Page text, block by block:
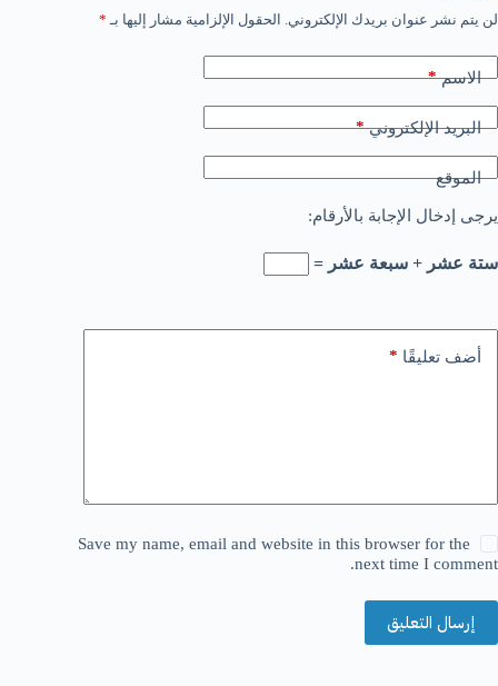
لن يتم نشر عنوان بريدك الإلكتروني. الحقول الإلزامية مشار إليها بـ *
الاسم*
البريد الإلكتروني*
الموقع
يرجى إدخال الإجابة بالأرقام:
ستة عشر + سبعة عشر =
أضف تعليقًا *
Save my name, email and website in this browser for the
next time I comment.
إرسال التعليق